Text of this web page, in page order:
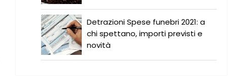
Detrazioni Spese funebri 2021: a
chi spettano, importi previsti e
novità